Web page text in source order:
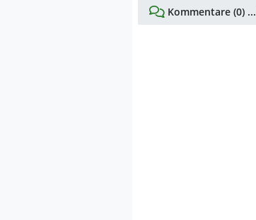
Kommentare (0) ...